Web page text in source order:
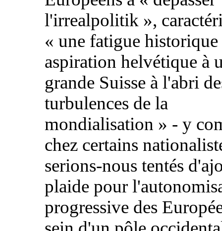
l'irrealpolitik »,
« une fatigue
aspiration helvétique à
grande Suisse à l'abri
turbulences de la
mondialisation » - y
chez certains
serions-nous tentés
plaide pour
progressive des